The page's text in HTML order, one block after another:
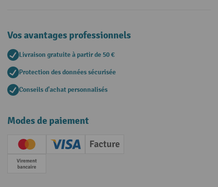
Vos avantages professionnels
Livraison gratuite à partir de 50 €
Protection des données sécurisée
Conseils d'achat personnalisés
Modes de paiement
Creditcard (Master)Creditcard (Visa)
Facture
Paiement anticipé